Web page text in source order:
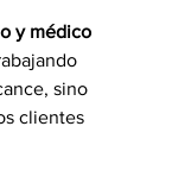
y médico
sino
clientes